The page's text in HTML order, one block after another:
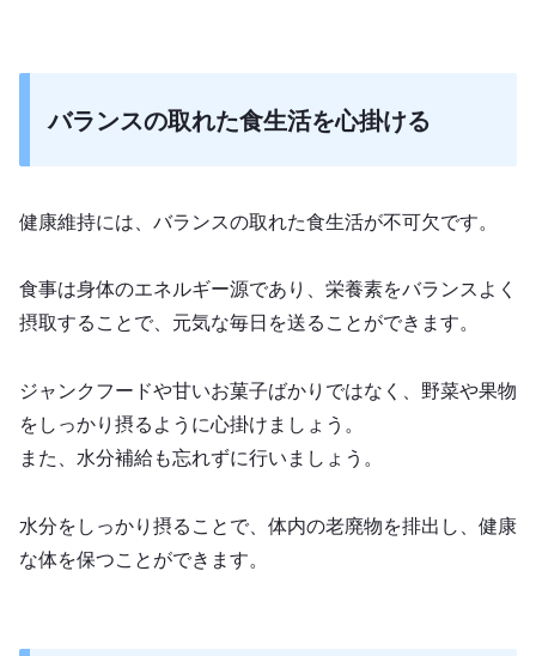
バランスの取れた食生活を心掛ける
健康維持には、バランスの取れた食生活が不可欠です。
食事は身体のエネルギー源であり、栄養素をバランスよく
摂取することで、元気な毎日を送ることができます。
ジャンクフードや甘いお菓子ばかりではなく、野菜や果物
をしっかり摂るように心掛けましょう。
また、水分補給も忘れずに行いましょう。
水分をしっかり摂ることで、体内の老廃物を排出し、健康
な体を保つことができます。